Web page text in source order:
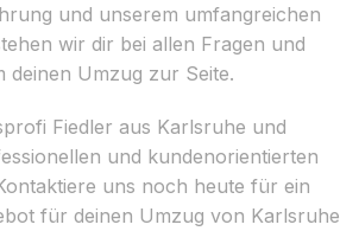
und unserem umfangreichen
wir dir bei allen Fragen und
deinen Umzug zur Seite.
Fiedler aus Karlsruhe und
und kundenorientierten
uns noch heute für ein
für deinen Umzug von Karlsruhe